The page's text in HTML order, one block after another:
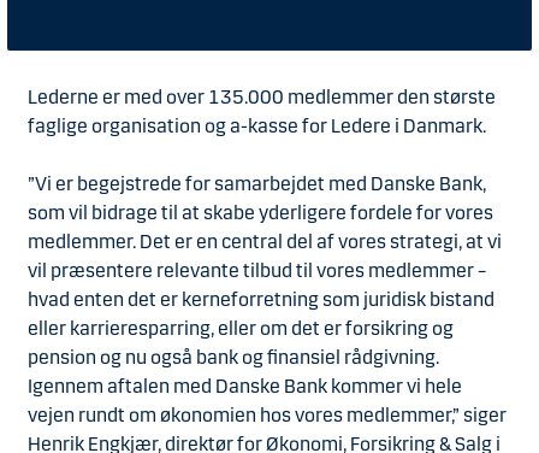
Lederne er med over 135.000 medlemmer den største
faglige organisation og a-kasse for Ledere i Danmark.
”Vi er begejstrede for samarbejdet med Danske Bank,
som vil bidrage til at skabe yderligere fordele for vores
medlemmer. Det er en central del af vores strategi, at vi
vil præsentere relevante tilbud til vores medlemmer –
hvad enten det er kerneforretning som juridisk bistand
eller karrieresparring, eller om det er forsikring og
pension og nu også bank og finansiel rådgivning.
Igennem aftalen med Danske Bank kommer vi hele
vejen rundt om økonomien hos vores medlemmer,” siger
Henrik Engkjær, direktør for Økonomi, Forsikring & Salg i